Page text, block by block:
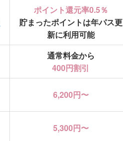
ポイント還元率0.5％
貯まったポイントは年パス更
新に利用可能
通常料金から
400円割引
6,200円〜
5,300円〜